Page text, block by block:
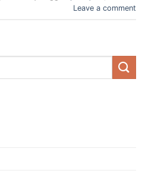
Leave a comment